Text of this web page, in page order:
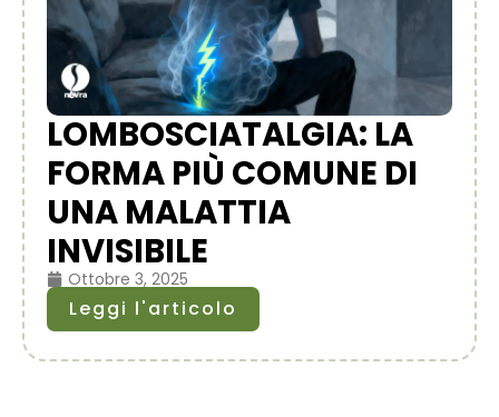
LOMBOSCIATALGIA: LA
FORMA PIÙ COMUNE DI
UNA MALATTIA
INVISIBILE
Ottobre 3, 2025
Leggi l'articolo